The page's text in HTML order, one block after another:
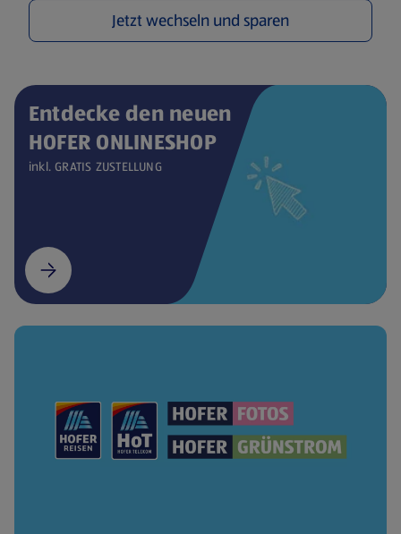
Jetzt wechseln und sparen
Entdecke den neuen
HOFER ONLINESHOP
inkl. GRATIS ZUSTELLUNG
(öffnet in einem neuen Tab)